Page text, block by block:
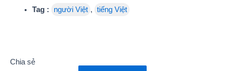
Tag : người Việt , tiếng Việt
Chia sẻ